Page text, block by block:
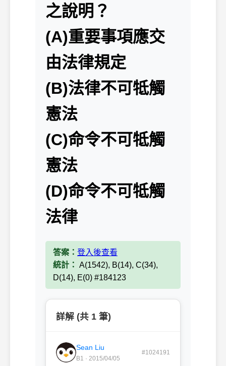
之說明？
(A)重要事項應交
由法律規定
(B)法律不可牴觸
憲法
(C)命令不可牴觸
憲法
(D)命令不可牴觸
法律
答案： 登入後查看
統計： A(1542), B(14), C(34),
D(14), E(0) #184123
詳解 (共 1 筆)
Sean Liu
B1 · 2015/04/05
#1024191